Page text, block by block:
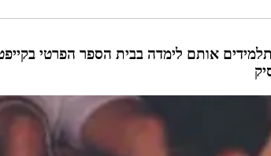
אותם לימדה בבית הספר הפרטי